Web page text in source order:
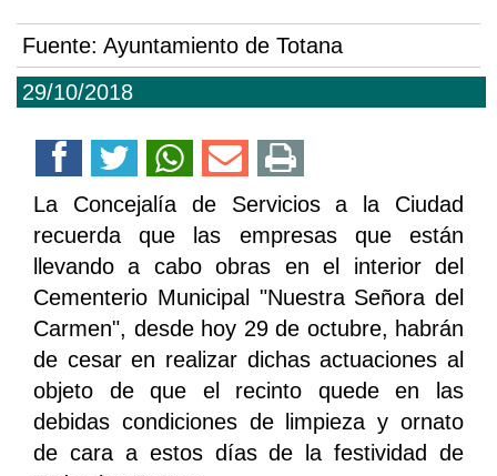
29/10/2018
Fuente: Ayuntamiento de Totana
La Concejalía de Servicios a la Ciudad
recuerda que las empresas que están
llevando a cabo obras en el interior del
Cementerio Municipal "Nuestra Señora del
Carmen", desde hoy 29 de octubre, habrán
de cesar en realizar dichas actuaciones al
objeto de que el recinto quede en las
debidas condiciones de limpieza y ornato
de cara a estos días de la festividad de